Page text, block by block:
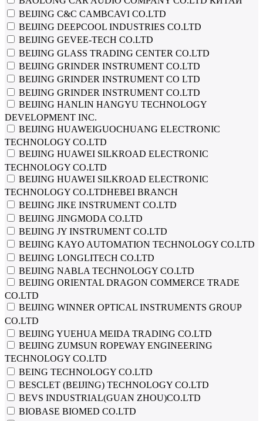
BEIJING C&C CAMBCAVI CO.LTD
BEIJING DEEPCOOL INDUSTRIES CO.LTD
BEIJING GEVEE-TECH CO.LTD
BEIJING GLASS TRADING CENTER CO.LTD
BEIJING GRINDER INSTRUMENT CO.LTD
BEIJING GRINDER INSTRUMENT CO LTD
BEIJING GRINDER INSTRUMENT СО.LTD
BEIJING HANLIN HANGYU TECHNOLOGY
DEVELOPMENT INC.
BEIJING HUAWEIGUOCHUANG ELECTRONIC
TECHNOLOGY CO.LTD
BEIJING HUAWEI SILKROAD ELECTRONIC
TECHNOLOGY CO.LTD
BEIJING HUAWEI SILKROAD ELECTRONIC
TECHNOLOGY CO.LTDHEBEI BRANCH
BEIJING JIKE INSTRUMENT CO.LTD
BEIJING JINGMODA CO.LTD
BEIJING JY INSTRUMENT CO.LTD
BEIJING KAYO AUTOMATION TECHNOLOGY CO.LTD
BEIJING LONGLITECH CO.LTD
BEIJING NABLA TECHNOLOGY CO.LTD
BEIJING ORIENTAL DRAGON COMMERCE TRADE
CO.LTD
BEIJING WINNER OPTICAL INSTRUMENTS GROUP
CO.LTD
BEIJING YUEHUA MEIDA TRADING CO.LTD
BEIJING ZUMSUN ROPEWAY ENGINEERING
TECHNOLOGY CO.LTD
BEING TECHNOLOGY CO.LTD
BESCLET (BEIJING) TECHNOLOGY CO.LTD
BEVS INDUSTRIAL(GUAN ZHOU)CO.LTD
BIOBASE BIOMED CO.LTD